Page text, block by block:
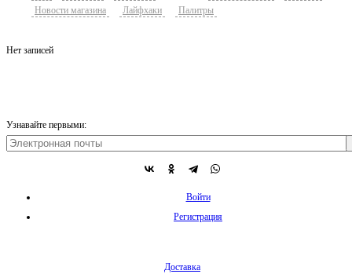
Новости магазина
Лайфхаки Палитры
Нет записей
Узнавайте первыми:
Войти
Регистрация
Доставка